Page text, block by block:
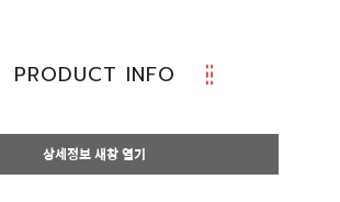
PRODUCT INFO
상세정보 새창 열기